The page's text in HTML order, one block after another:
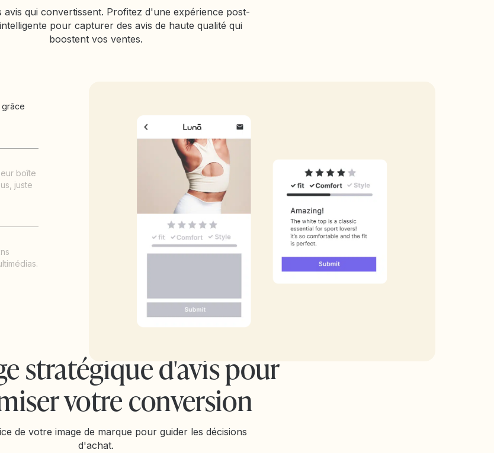
avis qui convertissent. Profitez d'une expérience post-
pour capturer des avis de haute qualité qui
boostent vos ventes.
grâce
boîte
juste
stratégique d'avis pour
votre conversion
de votre image de marque pour guider les décisions
d'achat.